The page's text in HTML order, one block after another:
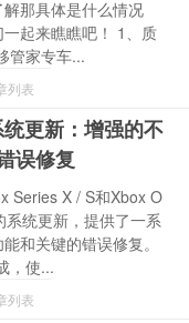
那具体是什么情况
起来瞧瞧吧！ 1、质
管家专车...
列表
更新：增强的不
误修复
Series X / S和Xbox O
系统更新，提供了一系
和关键的错误修复。
，使...
列表